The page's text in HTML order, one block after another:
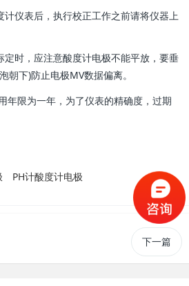
仪表后，执行校正工作之前请将仪器上
时，应注意酸度计电极不能平放，要垂
朝下)防止电极MV数据偏离。
年限为一年，为了仪表的精确度，过期
PH计酸度计电极
下一篇